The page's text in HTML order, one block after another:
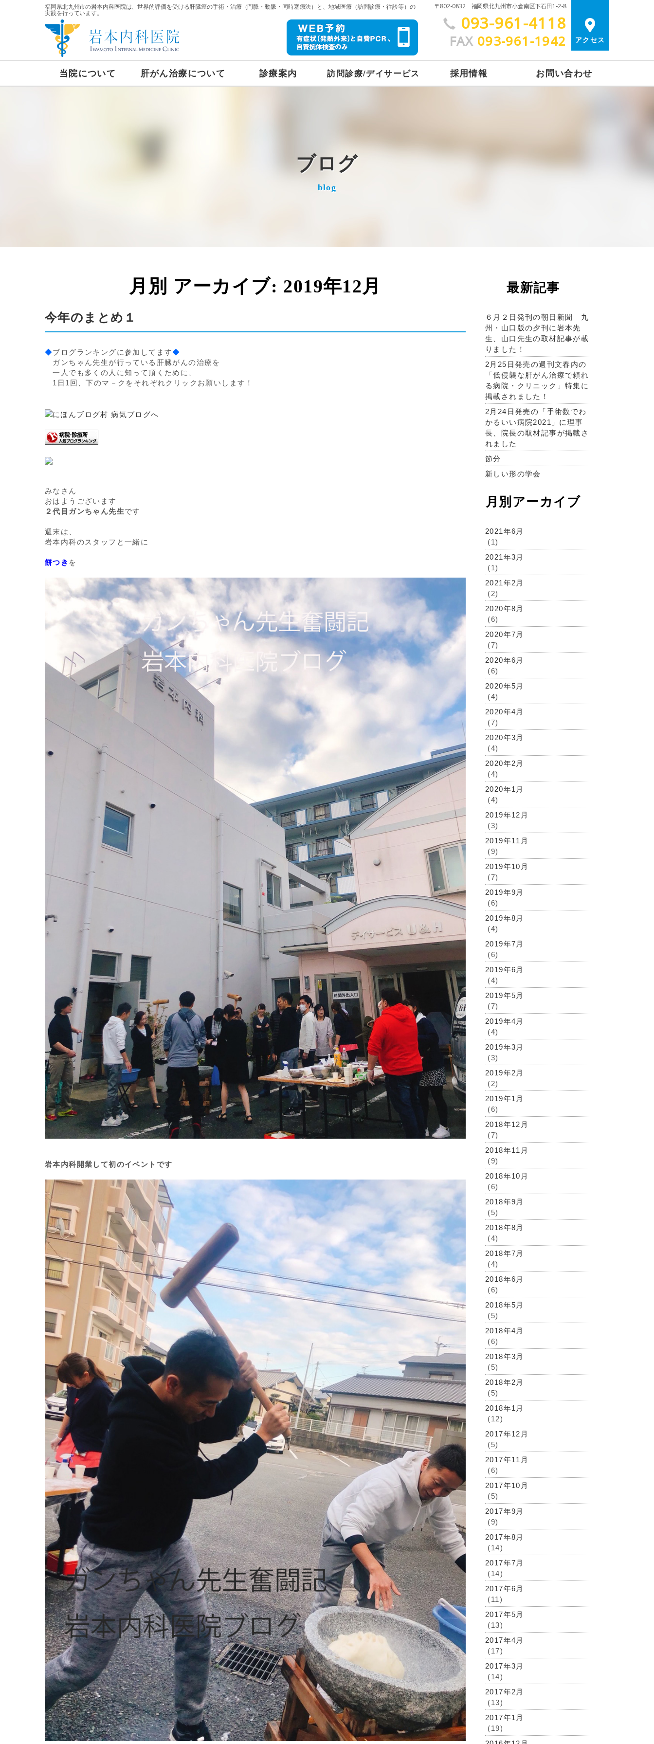
福岡県北九州市の岩本内科医院は、世界的評価を受ける肝臓癌の手術・治療（門脈・動脈・同時塞療法）と、地域医療（訪問診療・往診等）の
実践を行っています。
〒802-0832 福岡県北九州市小倉南区下石田1-2-8
093-961-4118
FAX 093-961-1942 アクセス
当院について 肝がん治療について 診療案内 訪問診療/デイサービス 採用情報 お問い合わせ
ブログ
blog
月別 アーカイブ: 2019年12月
今年のまとめ１
◆ブログランキングに参加してます◆
ガンちゃん先生が行っている肝臓がんの治療を
一人でも多くの人に知って頂くために、
1日1回、下のマ－クをそれぞれクリックお願いします！
みなさん
おはようございます
２代目ガンちゃん先生です
週末は、
岩本内科のスタッフと一緒に
餅つき を
岩本内科開業して初のイベントです
最新記事
６月２日発刊の朝日新聞 九
州・山口版の夕刊に岩本先
生、山口先生の取材記事が載
りました！
2月25日発売の週刊文春内の
「低侵襲な肝がん治療で頼れ
る病院・クリニック」特集に
掲載されました！
2月24日発売の「手術数でわ
かるいい病院2021」に理事
長、院長の取材記事が掲載さ
れました
節分
新しい形の学会
月別アーカイブ
2021年6月
(1)
2021年3月
(1)
2021年2月
(2)
2020年8月
(6)
2020年7月
(7)
2020年6月
(6)
2020年5月
(4)
2020年4月
(7)
2020年3月
(4)
2020年2月
(4)
2020年1月
(4)
2019年12月
(3)
2019年11月
(9)
2019年10月
(7)
2019年9月
(6)
2019年8月
(4)
2019年7月
(6)
2019年6月
(4)
2019年5月
(7)
2019年4月
(4)
2019年3月
(3)
2019年2月
(2)
2019年1月
(6)
2018年12月
(7)
2018年11月
(9)
2018年10月
(6)
2018年9月
(5)
2018年8月
(4)
2018年7月
(4)
2018年6月
(6)
2018年5月
(5)
2018年4月
(6)
2018年3月
(5)
2018年2月
(5)
2018年1月
(12)
2017年12月
(5)
2017年11月
(6)
2017年10月
(5)
2017年9月
(9)
2017年8月
(14)
2017年7月
(14)
2017年6月
(11)
2017年5月
(13)
2017年4月
(17)
2017年3月
(14)
2017年2月
(13)
2017年1月
(19)